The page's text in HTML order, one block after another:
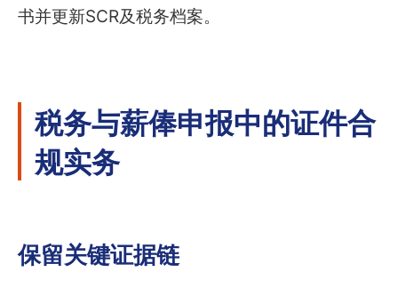
书并更新SCR及税务档案。
税务与薪俸申报中的证件合
规实务
保留关键证据链